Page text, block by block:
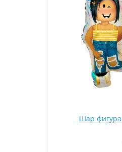
Шар